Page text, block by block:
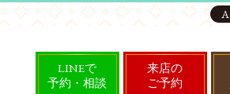
LINEで
予約・相談
来店の
ご予約